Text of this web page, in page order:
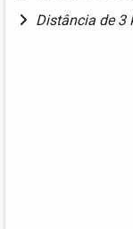
Distância de 3